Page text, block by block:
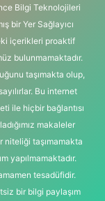
Bilgi Teknolojileri
bir Yer Sağlayıcı
içerikleri proaktif
bulunmamaktadır.
taşımakta olup,
Bu internet
ile hiçbir bağlantısı
makaleler
niteliği taşımamakta
yapılmamaktadır.
tesadüfidir.
bir bilgi paylaşım